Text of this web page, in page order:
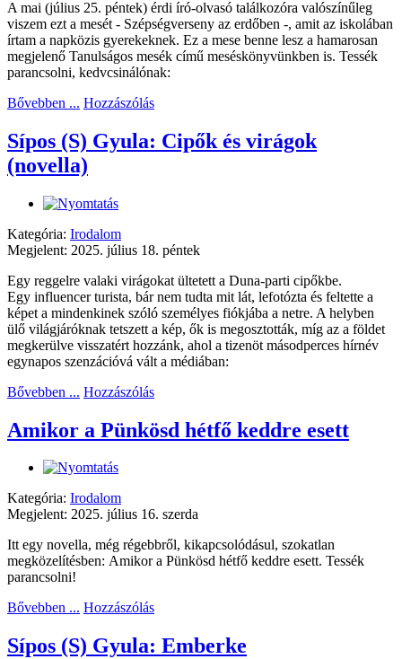
A mai (július 25. péntek) érdi író-olvasó találkozóra valószínűleg
viszem ezt a mesét - Szépségverseny az erdőben -, amit az iskolában
írtam a napközis gyerekeknek. Ez a mese benne lesz a hamarosan
megjelenő Tanulságos mesék című meséskönyvünkben is. Tessék
parancsolni, kedvcsinálónak:
Bővebben ... Hozzászólás
Sípos (S) Gyula: Cipők és virágok
(novella)
Kategória: Irodalom
Megjelent: 2025. július 18. péntek
Egy reggelre valaki virágokat ültetett a Duna-parti cipőkbe.
Egy influencer turista, bár nem tudta mit lát, lefotózta és feltette a
képet a mindenkinek szóló személyes fiókjába a netre. A helyben
ülő világjáróknak tetszett a kép, ők is megosztották, míg az a földet
megkerülve visszatért hozzánk, ahol a tizenöt másodperces hírnév
egynapos szenzációvá vált a médiában:
Bővebben ... Hozzászólás
Amikor a Pünkösd hétfő keddre esett
Kategória: Irodalom
Megjelent: 2025. július 16. szerda
Itt egy novella, még régebbről, kikapcsolódásul, szokatlan
megközelítésben: Amikor a Pünkösd hétfő keddre esett. Tessék
parancsolni!
Bővebben ... Hozzászólás
Sípos (S) Gyula: Emberke